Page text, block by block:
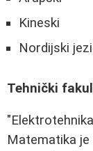
Kineski
Nordijski
Tehnički
Matematika